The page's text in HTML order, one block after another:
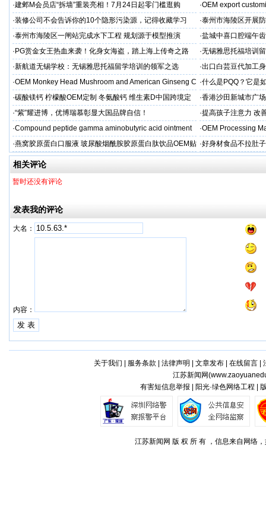
·建邺M会员店“拆墙”重装亮相！7月24日起零门槛逛购 ·OEM export
·装修公司不会告诉你的10个隐形污染源，记得收藏学习 ·泰州市海陵区开展
·泰州市海陵区一闸站完成水下工程 规划源于模型推演 ·盐城中喜口腔端午
礼，种出健康长寿牙
· PG赏金女王热血来袭！化身女海盗，踏上海上传奇之路 ·无锡雅思托福培训
·新航道无锡学校：无锡雅思托福留学培训的领军之选 ·出口白芸豆代加工
贴牌
·OEM Monkey Head Mushroom and American Ginseng C
aps
·什么是PQQ？它是
·碳酸镁钙 柠檬酸OEM定制 冬氨酸钙 维生素D中国跨境定
制
·香港沙田新城市广
·“紫”耀进博，优博瑞慕彰显大国品牌自信！ ·提高孩子注意力 改
·Compound peptide gamma aminobutyric acid ointment ·OEM Processing
·燕窝胶原蛋白口服液 玻尿酸烟酰胺胶原蛋白肽饮品OEM贴
牌
·好身材食品不拉肚
相关评论
暂时还没有评论
发表我的评论
大名：
内容：
关于我们 服务条款 法律声明 文章发布| 在线留言|
江苏新闻网(
有害短信息举报 | 阳光·绿色网络工程 |
江苏新闻网 版 权 所 有 ，信息来自网络